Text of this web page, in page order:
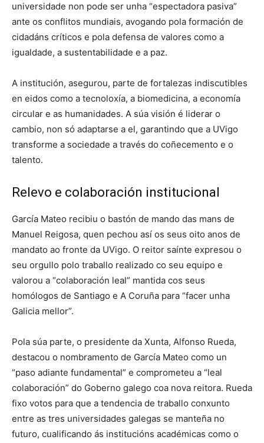
universidade non pode ser unha “espectadora pasiva”
ante os conflitos mundiais, avogando pola formación de
cidadáns críticos e pola defensa de valores como a
igualdade, a sustentabilidade e a paz.
A institución, asegurou, parte de fortalezas indiscutibles
en eidos como a tecnoloxía, a biomedicina, a economía
circular e as humanidades. A súa visión é liderar o
cambio, non só adaptarse a el, garantindo que a UVigo
transforme a sociedade a través do coñecemento e o
talento.
Relevo e colaboración institucional
García Mateo recibiu o bastón de mando das mans de
Manuel Reigosa, quen pechou así os seus oito anos de
mandato ao fronte da UVigo. O reitor saínte expresou o
seu orgullo polo traballo realizado co seu equipo e
valorou a “colaboración leal” mantida cos seus
homólogos de Santiago e A Coruña para “facer unha
Galicia mellor”.
Pola súa parte, o presidente da Xunta, Alfonso Rueda,
destacou o nombramento de García Mateo como un
“paso adiante fundamental” e comprometeu a “leal
colaboración” do Goberno galego coa nova reitora. Rueda
fixo votos para que a tendencia de traballo conxunto
entre as tres universidades galegas se manteña no
futuro, cualificando ás institucións académicas como o